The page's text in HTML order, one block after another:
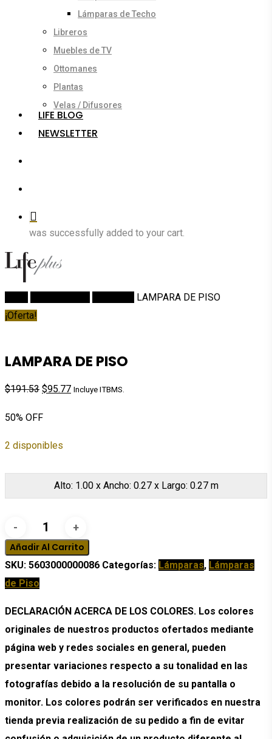
Lámparas de Techo
Libreros
Muebles de TV
Ottomanes
Plantas
Velas / Difusores
LIFE BLOG
NEWSLETTER
was successfully added to your cart.
LAMPARA DE PISO
¡Oferta!
LAMPARA DE PISO
$191.53 El
era:
$95.77ElIncluye ITBMS.
50% OFF
2 disponibles
Alto: 1.00 x Ancho: 0.27 x Largo: 0.27 m
LAMPARA
DE
PISO
cantidad
Añadir Al Carrito
SKU: 5603000000086 Categorías: Lámparas, Lámparas
de Piso
DECLARACIÓN ACERCA DE LOS COLORES. Los colores
originales de nuestros productos ofertados mediante
página web y redes sociales en general, pueden
presentar variaciones respecto a su tonalidad en las
fotografías debido a la resolución de su pantalla o
monitor. Los colores podrán ser verificados en nuestra
tienda previa realización de su pedido a fin de evitar